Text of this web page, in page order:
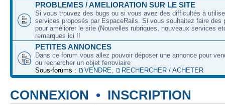
PROBLEMES / AMELIORATION SUR LE SITE
Si vous trouvez des bugs ou si vous avez des difficultés à
services proposés par EspaceRails. Si vous souhaitez faire des
pour améliorer le site (Nouvelles rubriques, nouveaux services
remarques ici !!
PETITES ANNONCES
Dans ce forum vous allez pouvoir déposer une annonce pour
ou rechercher un objet ferroviaire
Sous-forums :
VENDRE, RECHERCHER / ACHETER
CONNEXION • INSCRIPTION